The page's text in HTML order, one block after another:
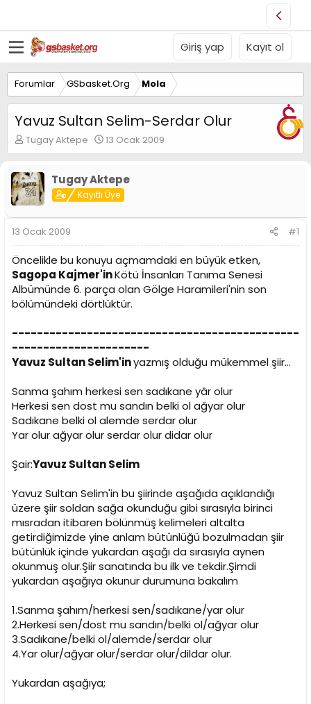
Giriş yap Kayıt ol
Forumlar GSbasket.Org Mola
Yavuz Sultan Selim-Serdar Olur
K
o
u
y
u
B
a
ş
a
t
a
n
Tugay Aktepe
B
a
l
a
n
g
a
r
i
h
13 Ocak 2009
Tugay Aktepe
Kayıtlı Üye
13 Ocak 2009 #1
Öncelikle bu konuyu açmamdaki en büyük etken,
Sagopa Kajmer'inKötü İnsanları Tanıma Senesi
Albümünde 6. parça olan Gölge Haramileri'nin son
bölümündeki dörtlüktür.
----------------------------------------------
----------------------
Yavuz Sultan Selim'inyazmış olduğu mükemmel şiir...
Sanma şahım herkesi sen sadıkane yâr olur
Herkesi sen dost mu sandın belki ol ağyar olur
Sadıkane belki ol alemde serdar olur
Yar olur ağyar olur serdar olur didar olur
Şair:Yavuz Sultan Selim
Yavuz Sultan Selim'in bu şiirinde aşağıda açıklandığı
üzere şiir soldan sağa okunduğu gibi sırasıyla birinci
mısradan itibaren bölünmüş kelimeleri altalta
getirdiğimizde yine anlam bütünlüğü bozulmadan şiir
bütünlük içinde yukardan aşağı da sırasıyla aynen
okunmuş olur.Şiir sanatında bu ilk ve tekdir.Şimdi
yukardan aşağıya okunur durumuna bakalım
1.Sanma şahım/herkesi sen/sadıkane/yar olur
2.Herkesi sen/dost mu sandın/belki ol/ağyar olur
3.Sadıkane/belki ol/alemde/serdar olur
4.Yar olur/ağyar olur/serdar olur/dildar olur.
Yukardan aşağıya;